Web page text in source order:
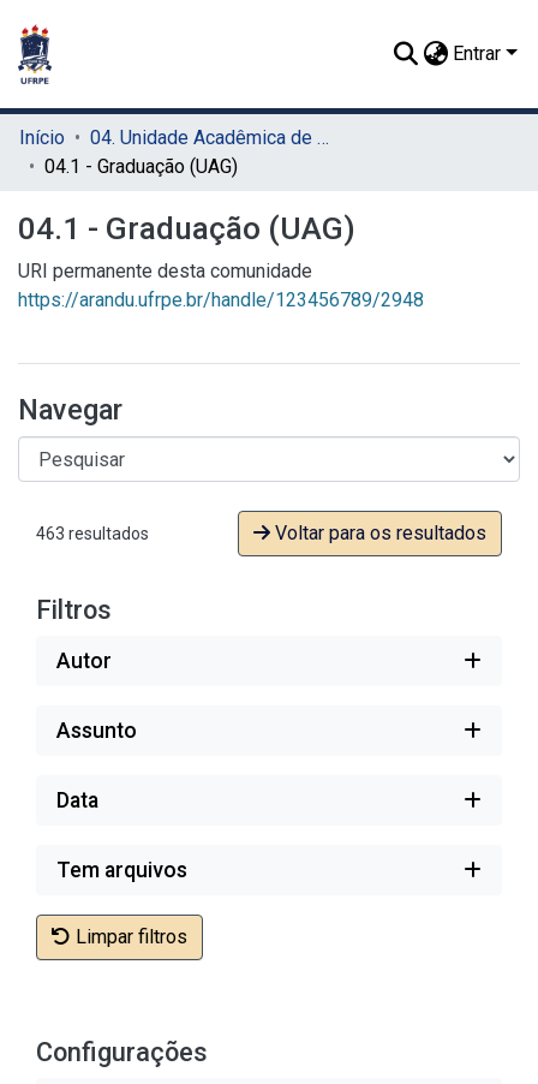
Entrar
Início
04. Unidade Acadêmica de Garanhuns (UAG)
04.1 - Graduação (UAG)
04.1 - Graduação (UAG)
URI permanente desta comunidade
https://arandu.ufrpe.br/handle/123456789/2948
Navegar
463 resultados Voltar para os resultados
Filtros
Autor
Assunto
Data
Tem arquivos
Limpar filtros
Configurações